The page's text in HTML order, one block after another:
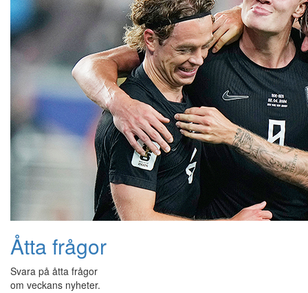
Åtta frågor
Svara på åtta frågor
om veckans nyheter.